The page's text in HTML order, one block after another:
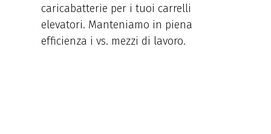
caricabatterie per i tuoi carrelli
elevatori. Manteniamo in piena
efficienza i vs. mezzi di lavoro.